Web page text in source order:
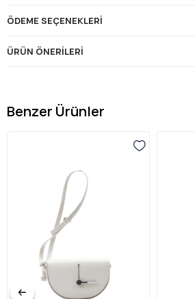
ÖDEME SEÇENEKLERI
ÜRÜN ÖNERILERI
Benzer Ürünler